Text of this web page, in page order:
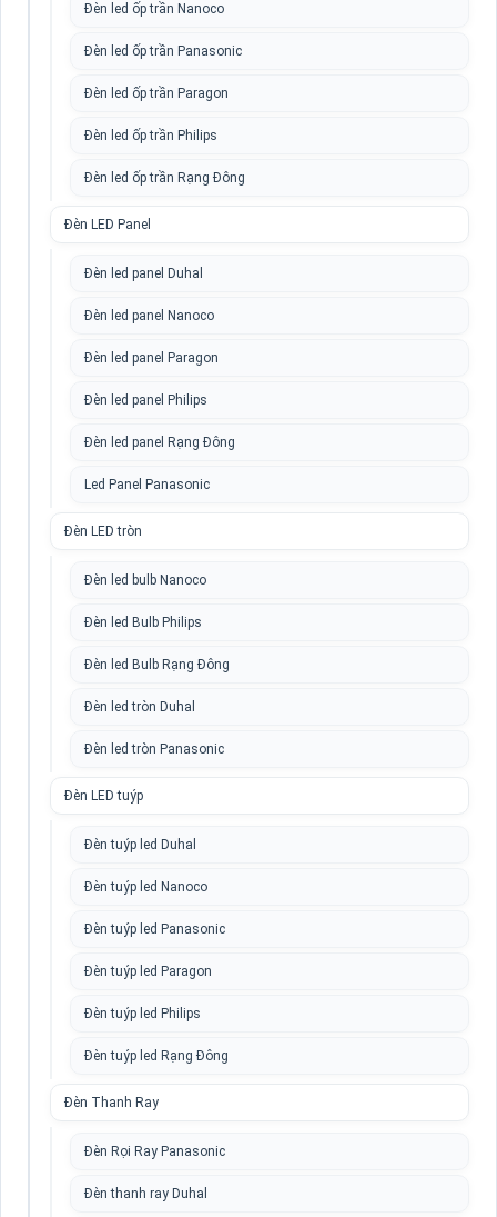
Đèn led ốp trần Nanoco
Đèn led ốp trần Panasonic
Đèn led ốp trần Paragon
Đèn led ốp trần Philips
Đèn led ốp trần Rạng Đông
Đèn LED Panel
Đèn led panel Duhal
Đèn led panel Nanoco
Đèn led panel Paragon
Đèn led panel Philips
Đèn led panel Rạng Đông
Led Panel Panasonic
Đèn LED tròn
Đèn led bulb Nanoco
Đèn led Bulb Philips
Đèn led Bulb Rạng Đông
Đèn led tròn Duhal
Đèn led tròn Panasonic
Đèn LED tuýp
Đèn tuýp led Duhal
Đèn tuýp led Nanoco
Đèn tuýp led Panasonic
Đèn tuýp led Paragon
Đèn tuýp led Philips
Đèn tuýp led Rạng Đông
Đèn Thanh Ray
Đèn Rọi Ray Panasonic
Đèn thanh ray Duhal